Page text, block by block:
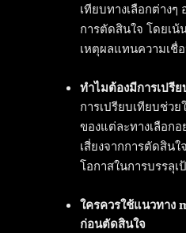
เทียบทางเลือกต่าง
การตัดสินใจ โดยเน้
เหตุผลแทนความเชื่
ทำไมต้องมีการเปรี
การเปรียบเทียบช่ว
ของแต่ละทางเลือก
เสี่ยงจากการตัดสิน
โอกาสในการบรรลุเ
ใครควรใช้แนวทาง
ก่อนตัดสินใจ